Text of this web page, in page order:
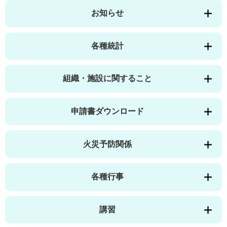
お知らせ
各種統計
組織・施設に関すること
申請書ダウンロード
火災予防関係
各種行事
講習